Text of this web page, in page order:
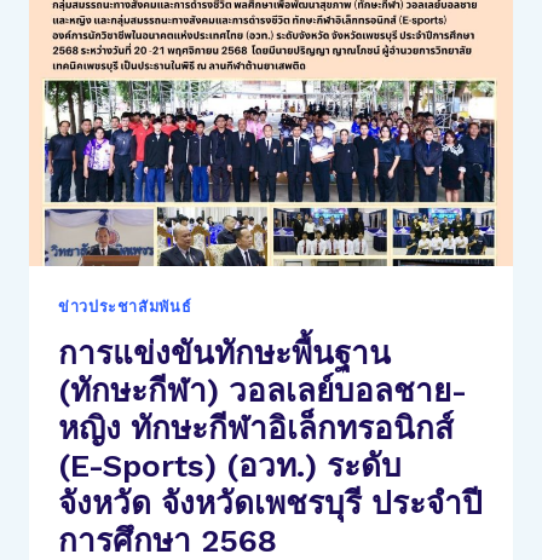
ประเมิน
องค์การ
นัก
วิชาชีพ
ใน
อนาคต
แห่ง
ประเทศไทย
ระดับ
จังหวัด
ปี
การ
ศึกษา
2568
ข่าวประชาสัมพันธ์
การแข่งขันทักษะพื้นฐาน
(ทักษะกีฬา) วอลเลย์บอลชาย-
หญิง ทักษะกีฬาอิเล็กทรอนิกส์
(E-Sports) (อวท.) ระดับ
จังหวัด จังหวัดเพชรบุรี ประจำปี
การศึกษา 2568